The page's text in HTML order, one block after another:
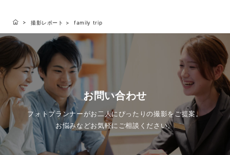
撮影レポート family trip
お問い合わせ
フォトプランナーがお二人にぴったりの撮影をご提案。
お悩みなどお気軽にご相談ください。